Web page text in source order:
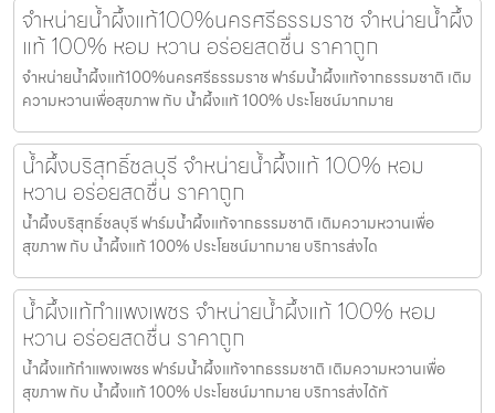
จำหน่ายน้ำผึ้งแท้100%นครศรีธรรมราช จำหน่ายน้ำผึ้ง
แท้ 100% หอม หวาน อร่อยสดชื่น ราคาถูก
จำหน่ายน้ำผึ้งแท้100%นครศรีธรรมราช ฟาร์มน้ำผึ้งแท้จากธรรมชาติ เติม
ความหวานเพื่อสุขภาพ กับ น้ำผึ้งแท้ 100% ประโยชน์มากมาย
น้ำผึ้งบริสุทธิ์ชลบุรี จำหน่ายน้ำผึ้งแท้ 100% หอม
หวาน อร่อยสดชื่น ราคาถูก
น้ำผึ้งบริสุทธิ์ชลบุรี ฟาร์มน้ำผึ้งแท้จากธรรมชาติ เติมความหวานเพื่อ
สุขภาพ กับ น้ำผึ้งแท้ 100% ประโยชน์มากมาย บริการส่งได
น้ำผึ้งแท้กำแพงเพชร จำหน่ายน้ำผึ้งแท้ 100% หอม
หวาน อร่อยสดชื่น ราคาถูก
น้ำผึ้งแท้กำแพงเพชร ฟาร์มน้ำผึ้งแท้จากธรรมชาติ เติมความหวานเพื่อ
สุขภาพ กับ น้ำผึ้งแท้ 100% ประโยชน์มากมาย บริการส่งได้ทั